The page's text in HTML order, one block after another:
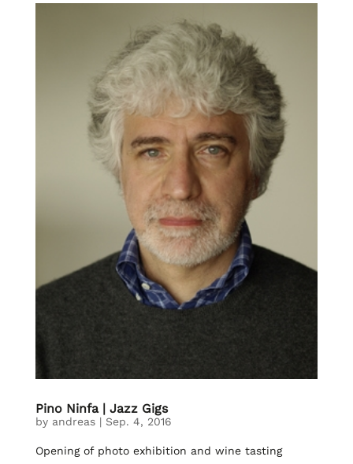
Pino Ninfa | Jazz Gigs
by andreas| Sep. 4, 2016
Opening of photo exhibition and wine tasting